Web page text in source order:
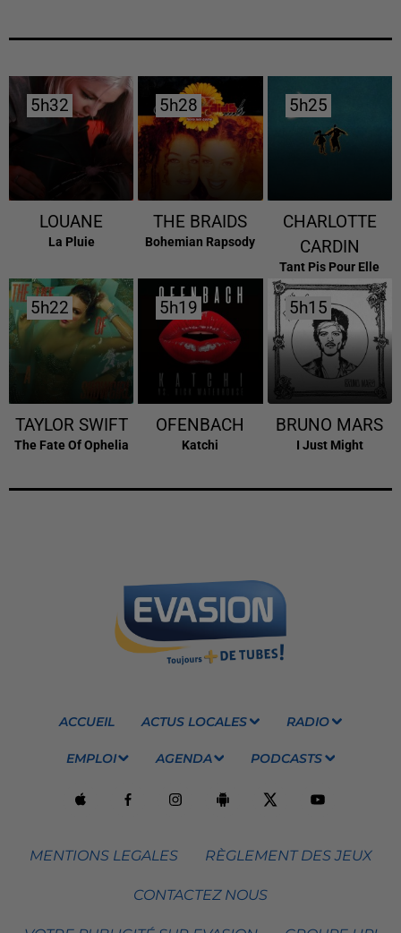
5h32
5h32
LOUANE
La Pluie
5h28
5h28
THE BRAIDS
Bohemian Rapsody
5h25
5h25
CHARLOTTE
CARDIN
Tant Pis Pour Elle
5h22
5h22
TAYLOR SWIFT
The Fate Of Ophelia
5h19
5h19
OFENBACH
Katchi
5h15
5h15
BRUNO MARS
I Just Might
ACCUEIL ACTUS LOCALES RADIO
EMPLOI AGENDA PODCASTS
MENTIONS LEGALES RÈGLEMENT DES JEUX
CONTACTEZ NOUS